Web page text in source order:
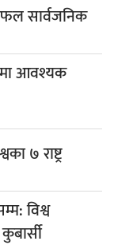
सार्वजनिक
आवश्यक
७ राष्ट्र
विश्व